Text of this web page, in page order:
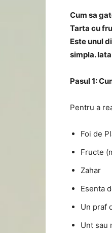
Cum sa
Tarta cu
Este unul
simpla.
Pasul 1:
Pentru a
Foi de
Fructe
Zahar
Esenta
Un praf
Unt sau